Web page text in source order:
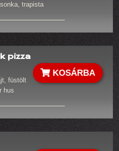
trapista
KOSÁRBA
pizza
füstölt
hus